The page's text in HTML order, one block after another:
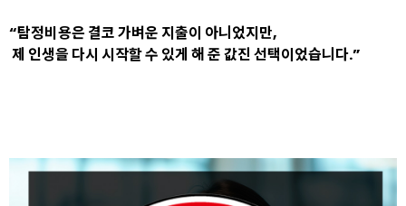
“탐정비용은 결코 가벼운 지출이 아니었지만,
제 인생을 다시 시작할 수 있게 해 준 값진 선택이었습니다.”